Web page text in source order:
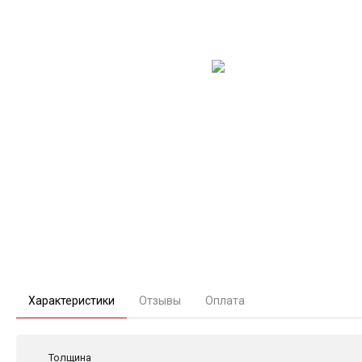
Характеристики Отзывы Оплата
Толщина